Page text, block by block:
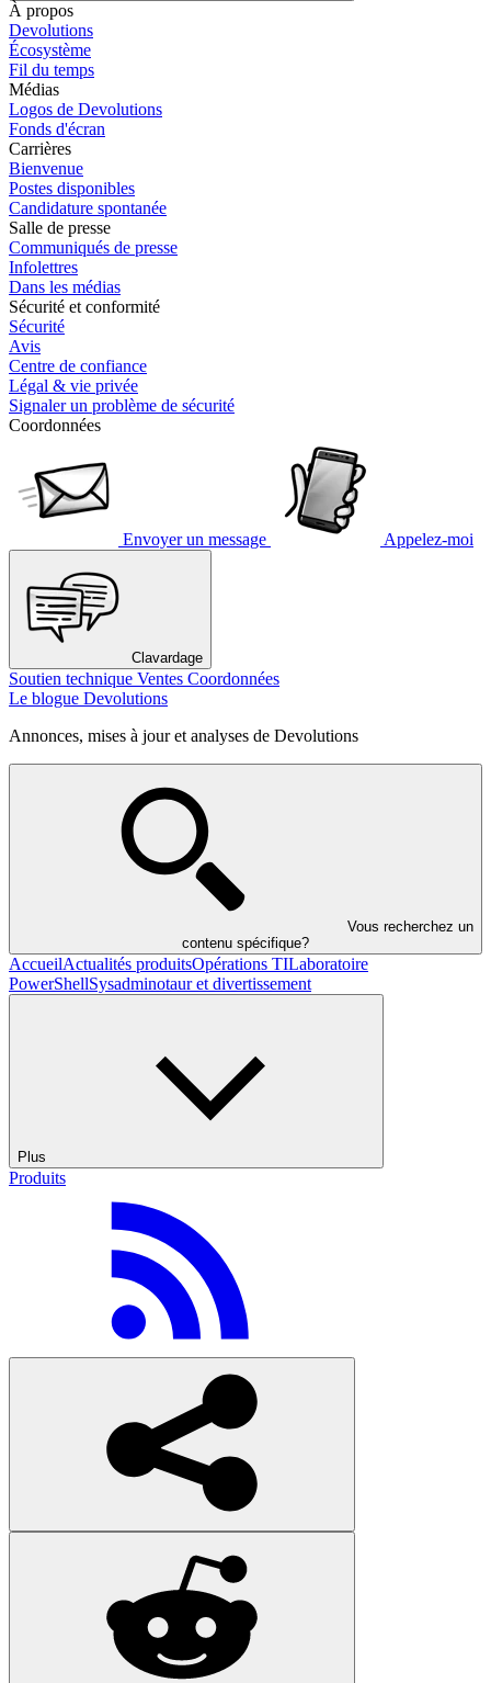
À propos
Devolutions
Écosystème
Fil du temps
Médias
Logos de Devolutions
Fonds d'écran
Carrières
Bienvenue
Postes disponibles
Candidature spontanée
Salle de presse
Communiqués de presse
Infolettres
Dans les médias
Sécurité et conformité
Sécurité
Avis
Centre de confiance
Légal & vie privée
Signaler un problème de sécurité
Coordonnées
Envoyer un message Appelez-moi
Clavardage
Soutien technique Ventes Coordonnées
Le blogue Devolutions
Annonces, mises à jour et analyses de Devolutions
Vous recherchez un
contenu spécifique?
AccueilActualités produitsOpérations TILaboratoire
PowerShellSysadminotaur et divertissement
Plus
Produits